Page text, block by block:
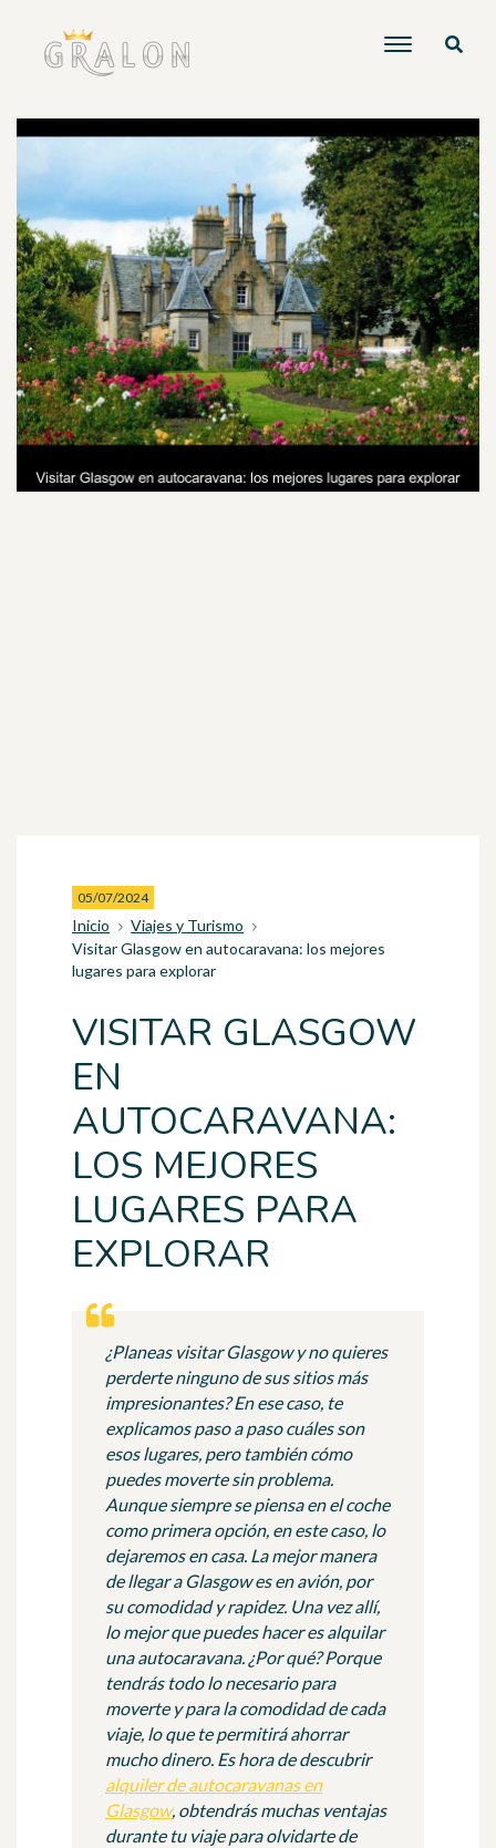
05/07/2024
Inicio
Viajes y Turismo
Visitar Glasgow en autocaravana: los mejores
lugares para explorar
VISITAR GLASGOW
EN
AUTOCARAVANA:
LOS MEJORES
LUGARES PARA
EXPLORAR
¿Planeas visitar Glasgowy no quieres
perderte ninguno de sus sitios más
impresionantes? En ese caso, te
explicamos paso a paso cuáles son
esos lugares, pero también cómo
puedes moverte sin problema.
Aunque siempre se piensa en el coche
como primera opción, en este caso, lo
dejaremos en casa. La mejor manera
de llegar a Glasgow es en avión, por
su comodidad y rapidez. Una vez allí,
lo mejor que puedes hacer es alquilar
una autocaravana. ¿Por qué? Porque
tendrás todo lo necesario para
moverte y para la comodidad de cada
viaje, lo que te permitirá ahorrar
mucho dinero. Es hora de descubrir
alquiler de autocaravanas en
Glasgow, obtendrás muchas ventajas
durante tu viaje para olvidarte de